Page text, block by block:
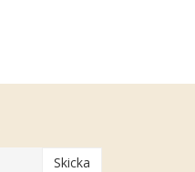
Skicka